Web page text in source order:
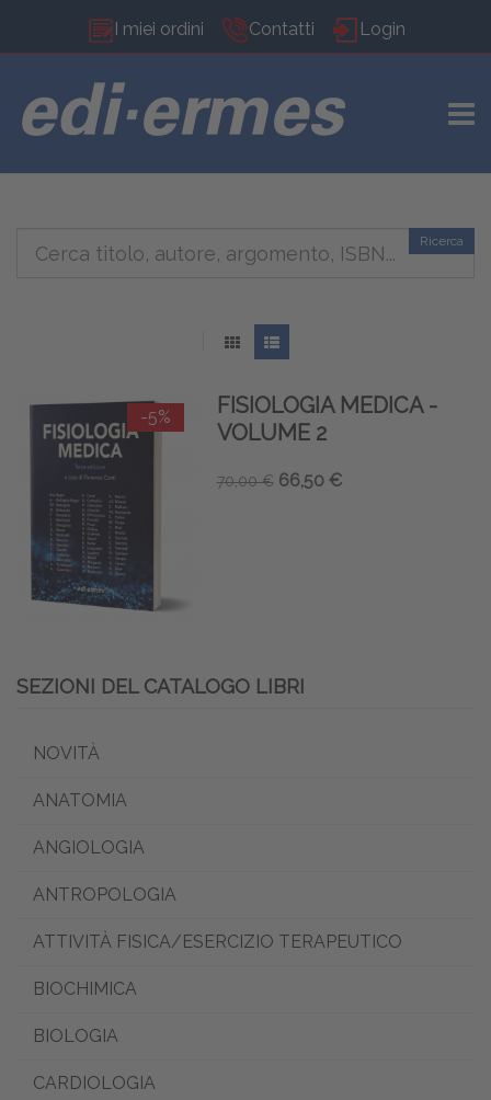
I miei ordini Contatti Login
Ricerca
-5%
FISIOLOGIA MEDICA -
VOLUME 2
70,00 € 66,50 €
SEZIONI DEL CATALOGO LIBRI
NOVITÀ
ANATOMIA
ANGIOLOGIA
ANTROPOLOGIA
ATTIVITÀ FISICA/ESERCIZIO TERAPEUTICO
BIOCHIMICA
BIOLOGIA
CARDIOLOGIA